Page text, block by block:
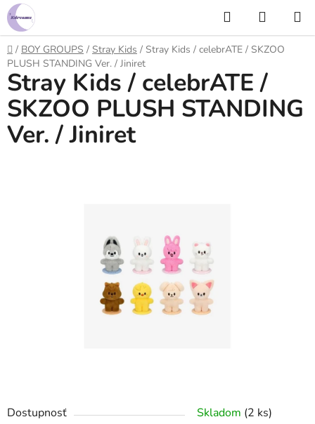
Prejsť
na
obsah
Hľadať
KOŠÍK
Domov
/ BOY GROUPS / Stray Kids / Stray Kids / celebrATE / SKZOO
PLUSH STANDING Ver. / Jiniret
Dostupnosť Skladom (2 ks)
Stray Kids / celebrATE /
SKZOO PLUSH STANDING
Ver. / Jiniret